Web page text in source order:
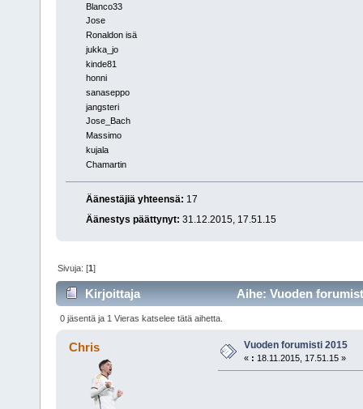
Blanco33
Jose
Ronaldon isä
jukka_jo
kinde81
honni
sanaseppo
jangsteri
Jose_Bach
Massimo
kujala
Chamartin
Äänestäjiä yhteensä: 17
Äänestys päättynyt: 31.12.2015, 17.51.15
Sivuja: [1]
Kirjoittaja Aihe: Vuoden
0 jäsentä ja 1 Vieras katselee tätä aihetta.
Chris Vuoden forumisti 2015
« : 18.11.2015, 17.51.15 »